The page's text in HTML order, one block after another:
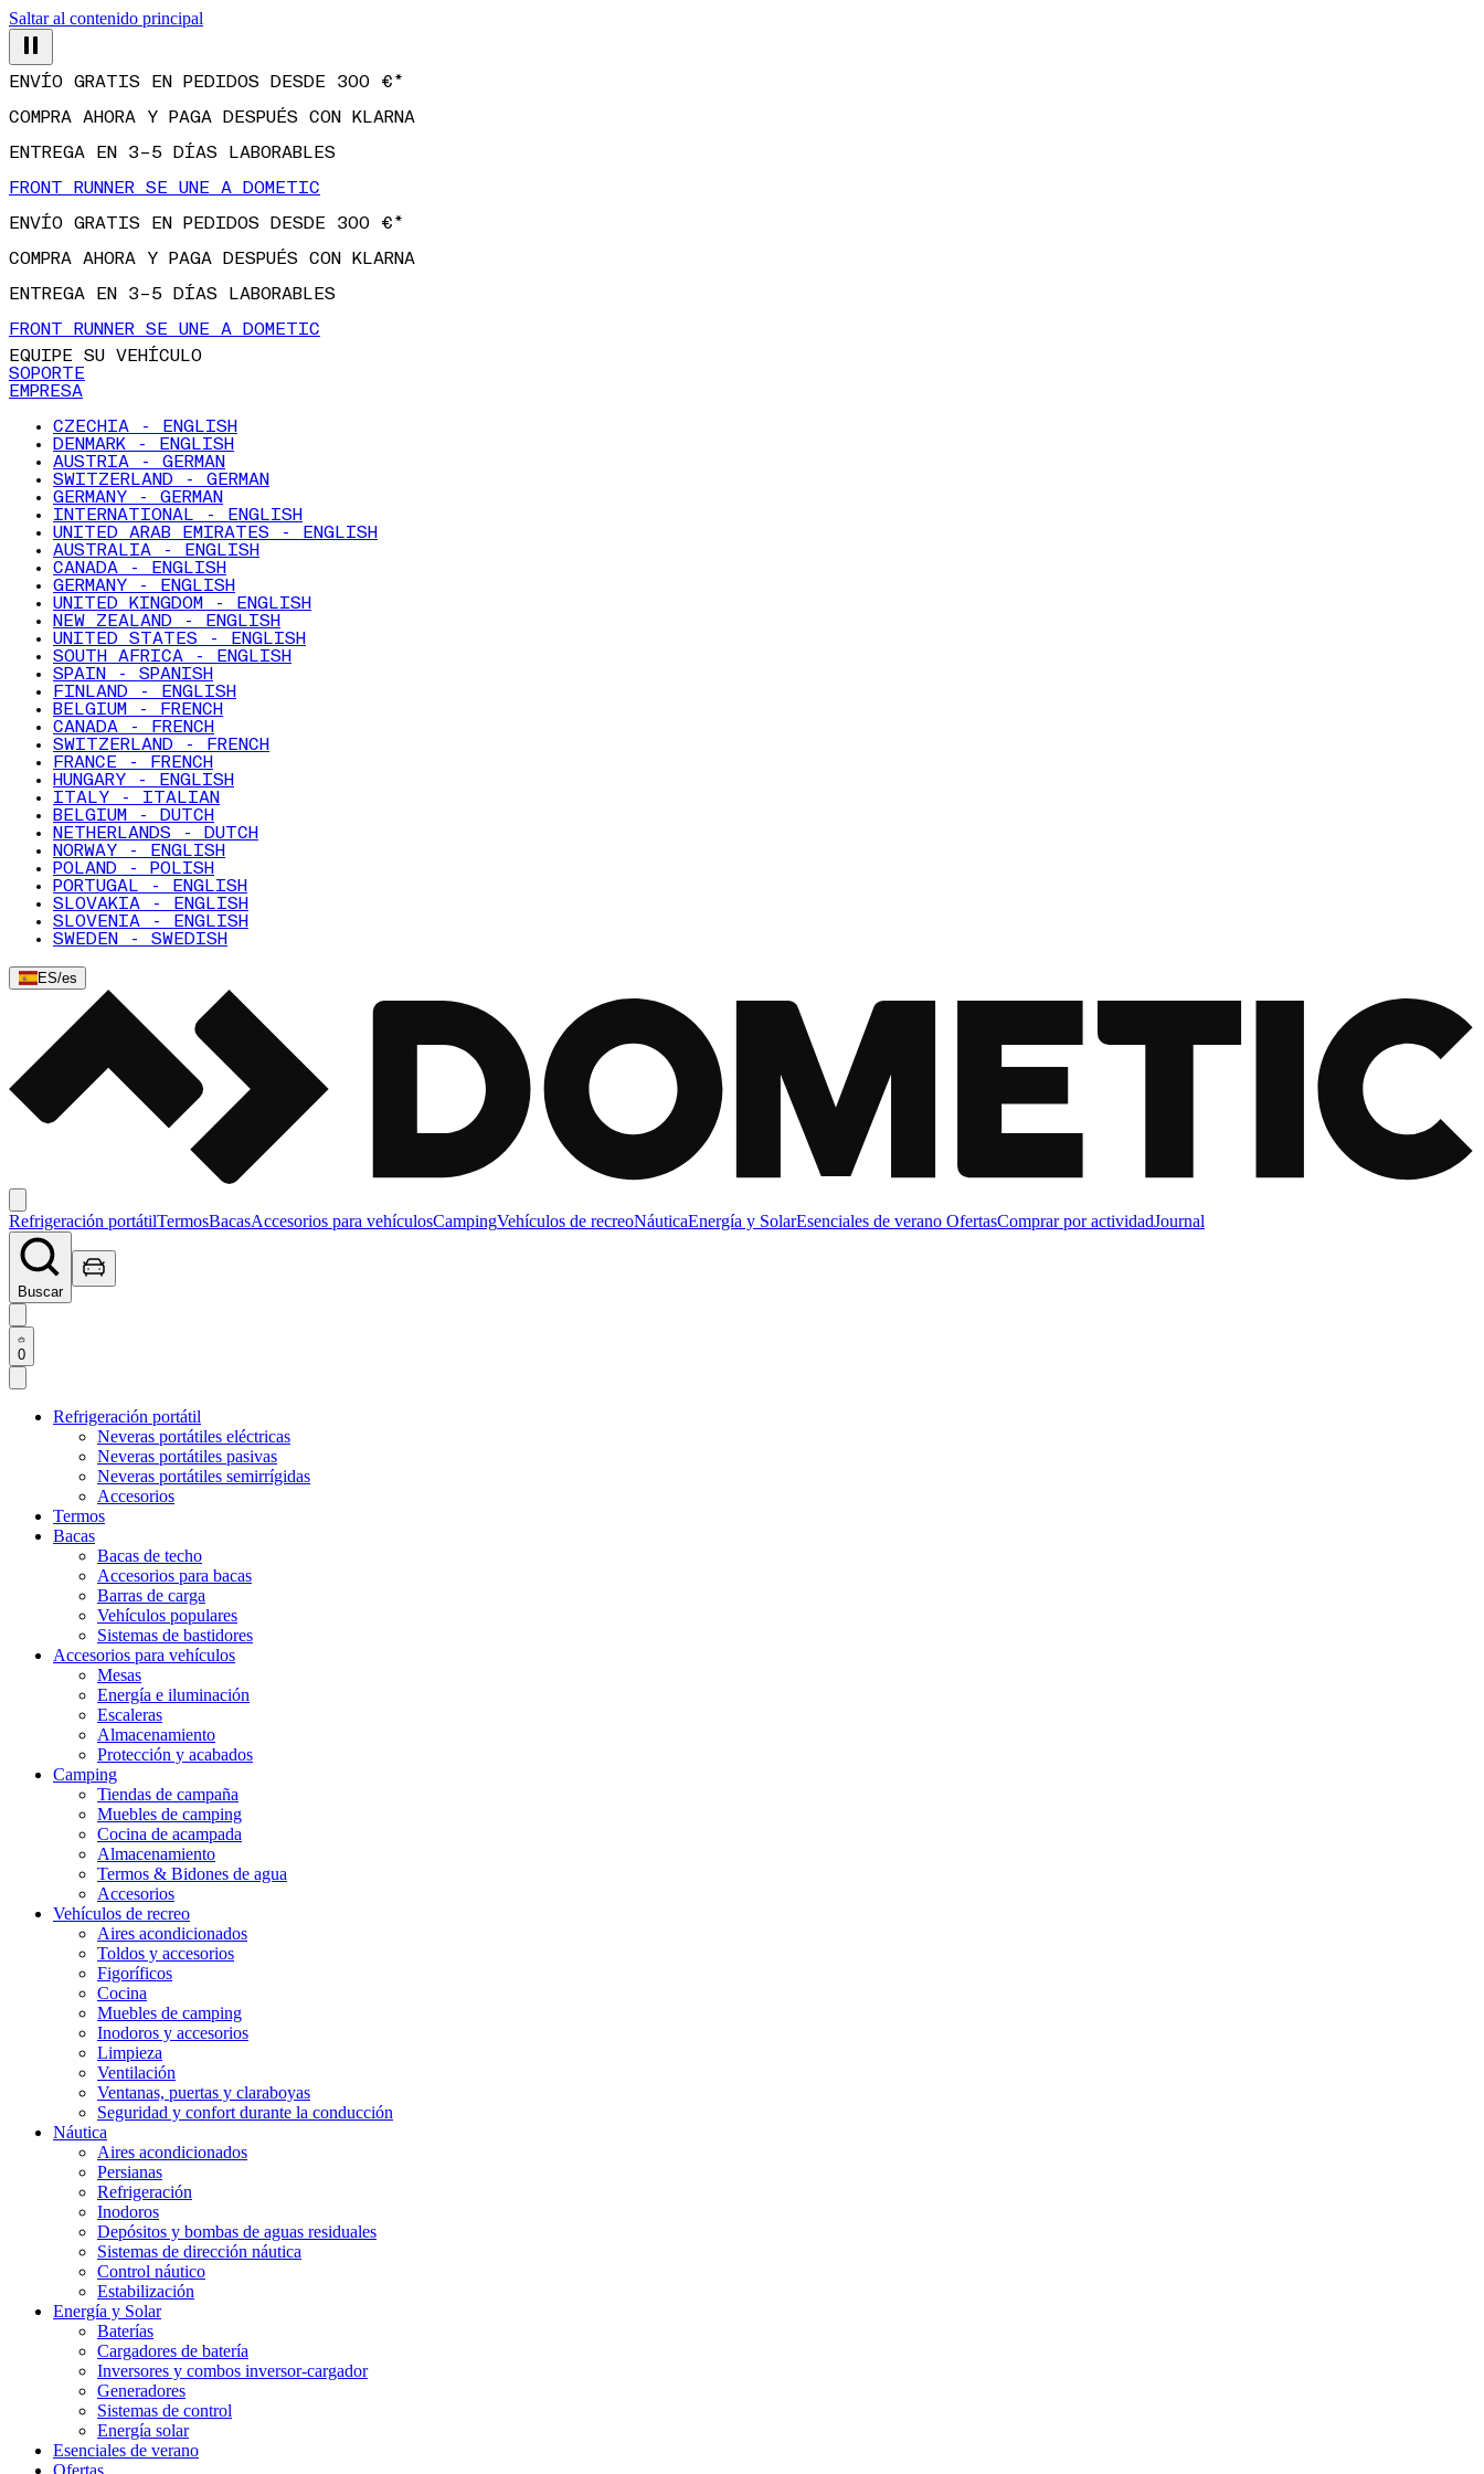
Saltar al contenido principal
ENVÍO GRATIS EN PEDIDOS DESDE 300 €*
COMPRA AHORA Y PAGA DESPUÉS CON KLARNA
ENTREGA EN 3–5 DÍAS LABORABLES
FRONT RUNNER SE UNE A DOMETIC
ENVÍO GRATIS EN PEDIDOS DESDE 300 €*
COMPRA AHORA Y PAGA DESPUÉS CON KLARNA
ENTREGA EN 3–5 DÍAS LABORABLES
FRONT RUNNER SE UNE A DOMETIC
EQUIPE SU VEHÍCULO
SOPORTE
EMPRESA
CZECHIA - ENGLISH
DENMARK - ENGLISH
AUSTRIA - GERMAN
SWITZERLAND - GERMAN
GERMANY - GERMAN
INTERNATIONAL - ENGLISH
UNITED ARAB EMIRATES - ENGLISH
AUSTRALIA - ENGLISH
CANADA - ENGLISH
GERMANY - ENGLISH
UNITED KINGDOM - ENGLISH
NEW ZEALAND - ENGLISH
UNITED STATES - ENGLISH
SOUTH AFRICA - ENGLISH
SPAIN - SPANISH
FINLAND - ENGLISH
BELGIUM - FRENCH
CANADA - FRENCH
SWITZERLAND - FRENCH
FRANCE - FRENCH
HUNGARY - ENGLISH
ITALY - ITALIAN
BELGIUM - DUTCH
NETHERLANDS - DUTCH
NORWAY - ENGLISH
POLAND - POLISH
PORTUGAL - ENGLISH
SLOVAKIA - ENGLISH
SLOVENIA - ENGLISH
SWEDEN - SWEDISH
ES/es
Refrigeración portátilTermosBacasAccesorios para vehículosCampingVehículos de recreoNáuticaEnergía y SolarEsenciales de verano OfertasComprar por actividadJournal
Buscar
0
Refrigeración portátil
Neveras portátiles eléctricas
Neveras portátiles pasivas
Neveras portátiles semirrígidas
Accesorios
Termos
Bacas
Bacas de techo
Accesorios para bacas
Barras de carga
Vehículos populares
Sistemas de bastidores
Accesorios para vehículos
Mesas
Energía e iluminación
Escaleras
Almacenamiento
Protección y acabados
Camping
Tiendas de campaña
Muebles de camping
Cocina de acampada
Almacenamiento
Termos & Bidones de agua
Accesorios
Vehículos de recreo
Aires acondicionados
Toldos y accesorios
Figoríficos
Cocina
Muebles de camping
Inodoros y accesorios
Limpieza
Ventilación
Ventanas, puertas y claraboyas
Seguridad y confort durante la conducción
Náutica
Aires acondicionados
Persianas
Refrigeración
Inodoros
Depósitos y bombas de aguas residuales
Sistemas de dirección náutica
Control náutico
Estabilización
Energía y Solar
Baterías
Cargadores de batería
Inversores y combos inversor-cargador
Generadores
Sistemas de control
Energía solar
Esenciales de verano
Ofertas